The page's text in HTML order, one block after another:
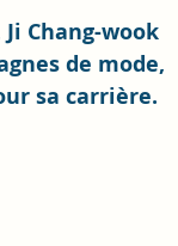
Chang-wook
de mode,
sa carrière.